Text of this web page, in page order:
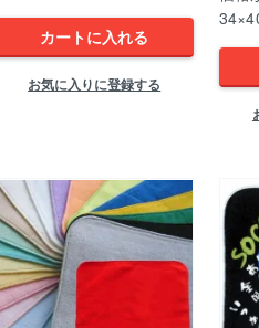
カートに入れる
お気に入りに登録する